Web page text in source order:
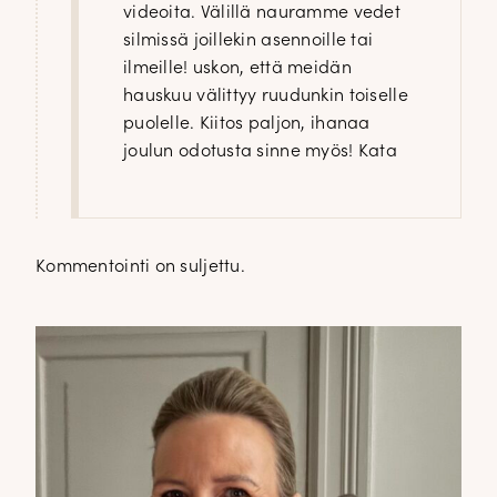
videoita. Välillä nauramme vedet
silmissä joillekin asennoille tai
ilmeille! uskon, että meidän
hauskuu välittyy ruudunkin toiselle
puolelle. Kiitos paljon, ihanaa
joulun odotusta sinne myös! Kata
Kommentointi on suljettu.